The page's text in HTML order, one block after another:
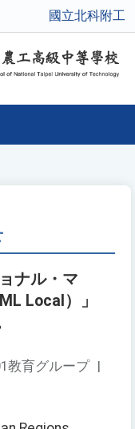
國立北科附工
ナル・マ
Local）」
教育グループ |